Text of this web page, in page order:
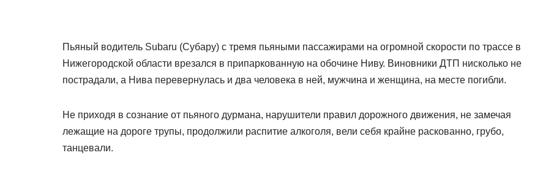
Пьяный водитель Subaru (Субару) с тремя пьяными пассажирами на огромной скорости по трассе в
Нижегородской области врезался в припаркованную на обочине Ниву. Виновники ДТП нисколько не
пострадали, а Нива перевернулась и два человека в ней, мужчина и женщина, на месте погибли.
Не приходя в сознание от пьяного дурмана, нарушители правил дорожного движения, не замечая
лежащие на дороге трупы, продолжили распитие алкоголя, вели себя крайне раскованно, грубо,
танцевали.